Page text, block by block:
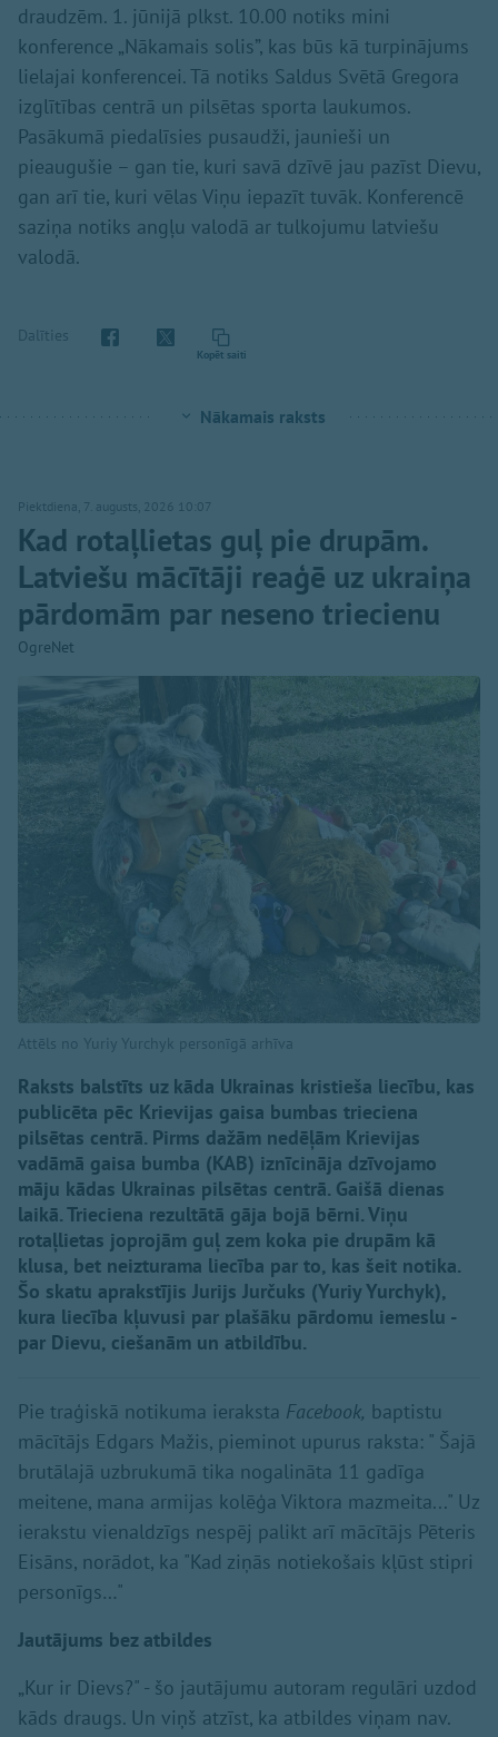
draudzēm. 1. jūnijā plkst. 10.00 notiks mini
konference „Nākamais solis”, kas būs kā turpinājums
lielajai konferencei. Tā notiks Saldus Svētā Gregora
izglītības centrā un pilsētas sporta laukumos.
Pasākumā piedalīsies pusaudži, jaunieši un
pieaugušie – gan tie, kuri savā dzīvē jau pazīst Dievu,
gan arī tie, kuri vēlas Viņu iepazīt tuvāk. Konferencē
saziņa notiks angļu valodā ar tulkojumu latviešu
valodā.
Dalīties
Kopēt saiti
Nākamais raksts
Piektdiena, 7. augusts, 2026 10:07
Kad rotaļlietas guļ pie drupām.
Latviešu mācītāji reaģē uz ukraiņa
pārdomām par neseno triecienu
OgreNet
Attēls no Yuriy Yurchyk personīgā arhīva
Raksts balstīts uz kāda Ukrainas kristieša liecību, kas
publicēta pēc Krievijas gaisa bumbas trieciena
pilsētas centrā. Pirms dažām nedēļām Krievijas
vadāmā gaisa bumba (KAB) iznīcināja dzīvojamo
māju kādas Ukrainas pilsētas centrā. Gaišā dienas
laikā. Trieciena rezultātā gāja bojā bērni. Viņu
rotaļlietas joprojām guļ zem koka pie drupām kā
klusa, bet neizturama liecība par to, kas šeit notika.
Šo skatu aprakstījis Jurijs Jurčuks (Yuriy Yurchyk),
kura liecība kļuvusi par plašāku pārdomu iemeslu -
par Dievu, ciešanām un atbildību.
Pie traģiskā notikuma ieraksta Facebook, baptistu
mācītājs Edgars Mažis, pieminot upurus raksta: " Šajā
brutālajā uzbrukumā tika nogalināta 11 gadīga
meitene, mana armijas kolēģa Viktora mazmeita..." Uz
ierakstu vienaldzīgs nespēj palikt arī mācītājs Pēteris
Eisāns, norādot, ka "Kad ziņās notiekošais kļūst stipri
personīgs…"
Jautājums bez atbildes
„Kur ir Dievs?" - šo jautājumu autoram regulāri uzdod
kāds draugs. Un viņš atzīst, ka atbildes viņam nav.